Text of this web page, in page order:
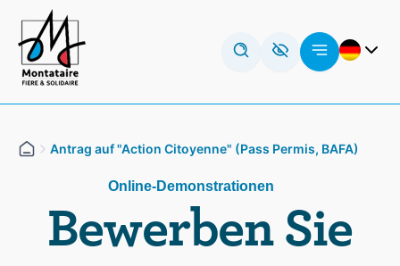
Zum
Inhalt
springen
العربية
Antrag auf "Action Citoyenne" (Pass Permis, BAFA)
Online-Demonstrationen
Bewerben Sie
Cookie-Einstellungen